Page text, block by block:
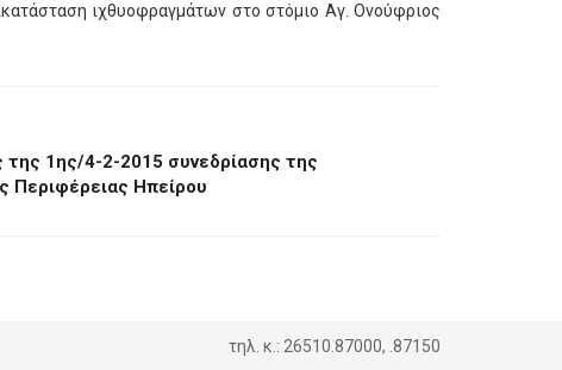
ιχθυοφραγμάτων στο στόμιο Αγ. Ονούφριος
της 1ης/4-2-2015 συνεδρίασης της
Περιφέρειας Ηπείρου
τηλ. κ.: 26510.87000, .87150